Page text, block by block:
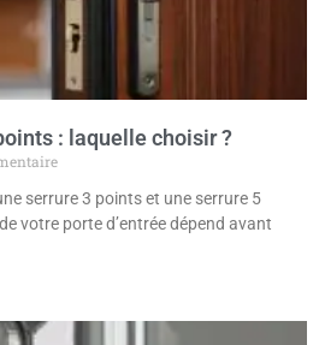
: laquelle choisir ?
serrure 3 points et une serrure 5
votre porte d’entrée dépend avant